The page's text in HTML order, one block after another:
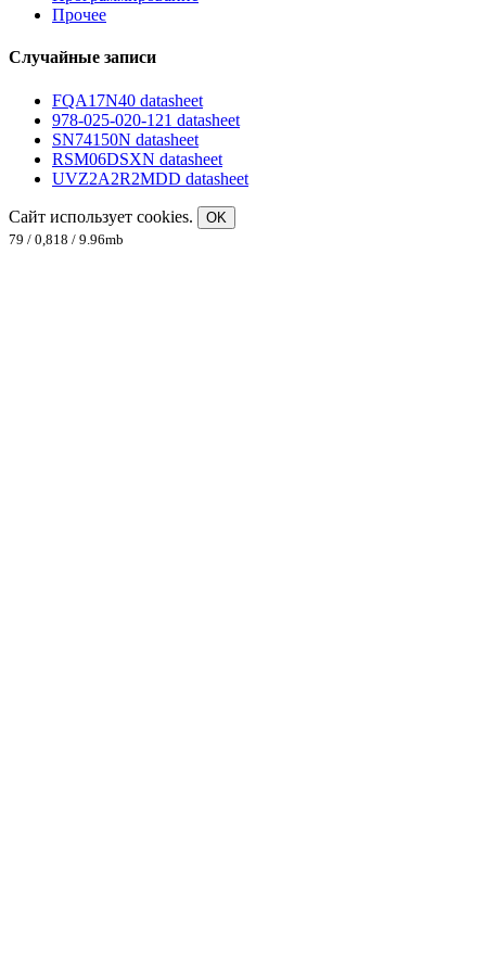
Прочее
Случайные записи
FQA17N40 datasheet
978-025-020-121 datasheet
SN74150N datasheet
RSM06DSXN datasheet
UVZ2A2R2MDD datasheet
Сайт использует cookies.
OK
79 / 0,818 / 9.96mb